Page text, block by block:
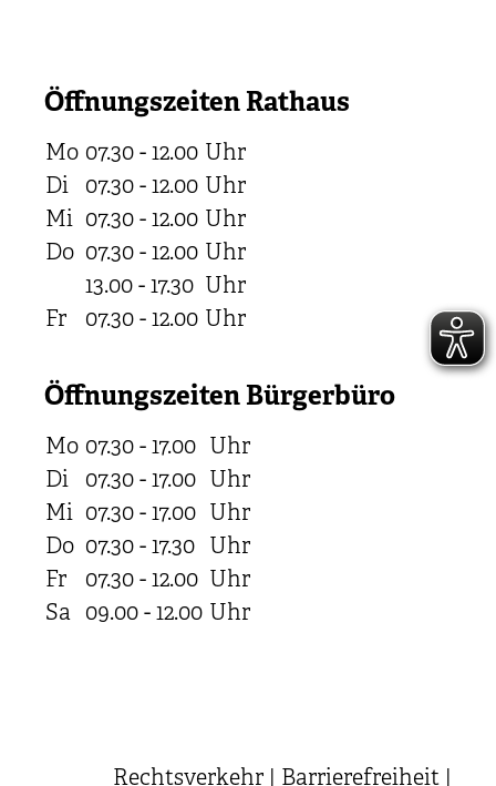
Öffnungszeiten Rathaus
Mo 07.30 - 12.00 Uhr
Di
07.30 - 12.00 Uhr
Mi 07.30 - 12.00 Uhr
Do 07.30 - 12.00 Uhr
13.00 - 17.30 Uhr
Fr
07.30 - 12.00 Uhr
Öffnungszeiten Bürgerbüro
Mo 07.30 - 17.00 Uhr
Di
07.30 - 17.00 Uhr
Mi 07.30 - 17.00 Uhr
Do 07.30 - 17.30 Uhr
Fr
07.30 - 12.00 Uhr
Sa 09.00 - 12.00 Uhr
Rechtsverkehr Barrierefreiheit